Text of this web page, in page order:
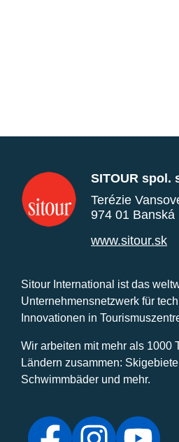
SITOUR spol.
Terézie
974 01 Banská
www.sitour.sk
Sitour International ist das
Unternehmensnetzwerk für
Innovationen in
Wir arbeiten mit mehr als 1000
Ländern zusammen:
Schwimmbäder und mehr.